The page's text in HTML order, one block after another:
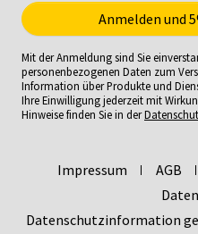
Mit der Anmeldung sind Sie
personenbezogenen Daten zum
Information über Produkte und
Ihre Einwilligung jederzeit mit
Hinweise finden Sie in der
Impressum AGB
Datenschutzinformation